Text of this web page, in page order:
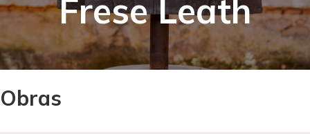
Frese Leath
Obras